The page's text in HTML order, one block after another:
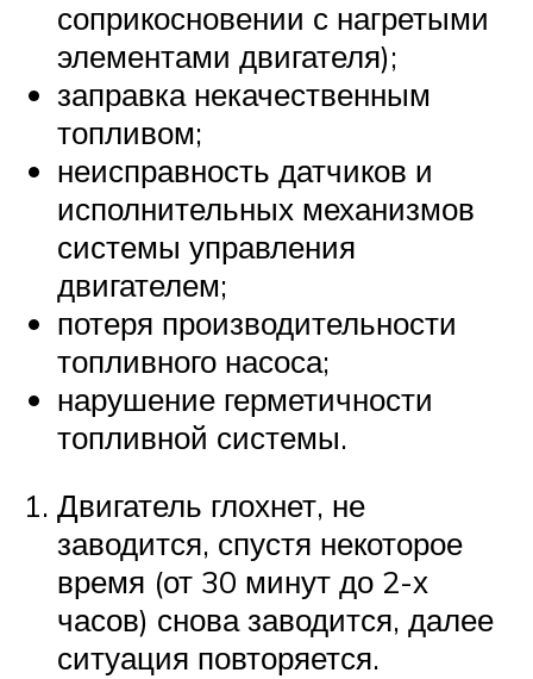
соприкосновении с нагретыми
элементами двигателя);
заправка некачественным
топливом;
неисправность датчиков и
исполнительных механизмов
системы управления
двигателем;
потеря производительности
топливного насоса;
нарушение герметичности
топливной системы.
Двигатель глохнет, не
заводится, спустя некоторое
время (от 30 минут до 2-х
часов) снова заводится, далее
ситуация повторяется.